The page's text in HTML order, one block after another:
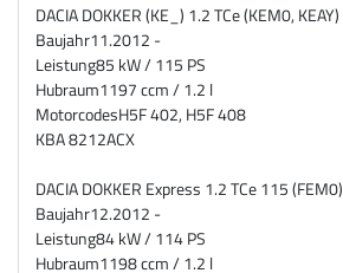
DACIA DOKKER (KE_) 1.2 TCe (KEM0, KEAY)
Baujahr11.2012 -
Leistung85 kW / 115 PS
Hubraum1197 ccm / 1.2 l
MotorcodesH5F 402, H5F 408
KBA8212ACX
DACIA DOKKER Express 1.2 TCe 115 (FEM0)
Baujahr12.2012 -
Leistung84 kW / 114 PS
Hubraum1198 ccm / 1.2 l